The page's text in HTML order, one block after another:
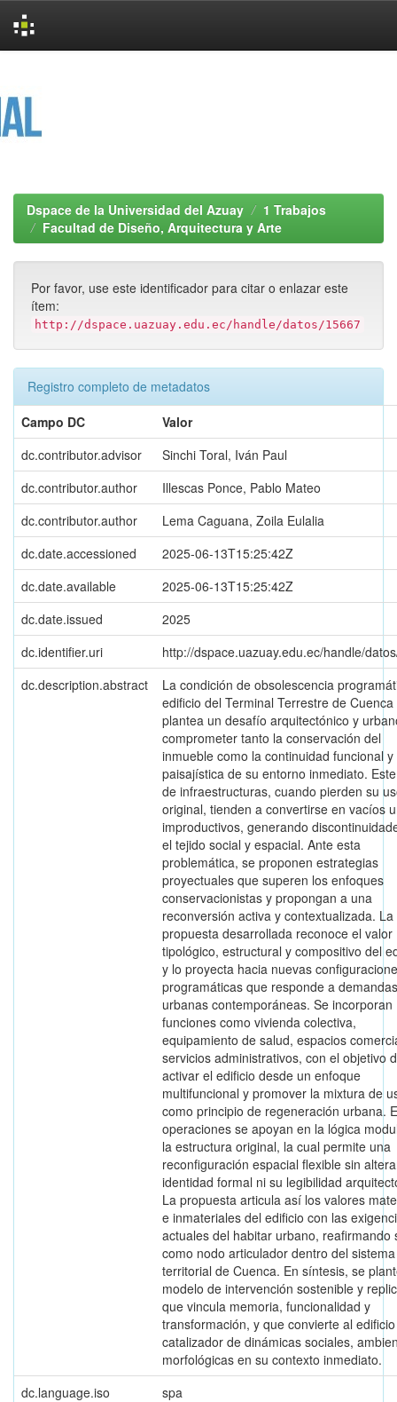
Dspace de la Universidad del Azuay
1 Trabajos
Facultad de Diseño, Arquitectura y Arte
Por favor, use este identificador para citar o enlazar este
ítem:
http://dspace.uazuay.edu.ec/handle/datos/15667
Registro completo de metadatos
Campo DC
Valor
dc.contributor.advisor
Sinchi Toral, Iván Paul
dc.contributor.author
Illescas Ponce, Pablo Mateo
dc.contributor.author
Lema Caguana, Zoila Eulalia
dc.date.accessioned
2025-06-13T15:25:42Z
dc.date.available
2025-06-13T15:25:42Z
dc.date.issued
2025
dc.identifier.uri
http://dspace.uazuay.edu.ec/handle/
dc.description.abstract
La condición de obsolescencia
edificio del Terminal Terrestre de Cuenca
plantea un desafío arquitectónico y
comprometer tanto la conservación del
inmueble como la continuidad funcional y
paisajística de su entorno inmediato.
de infraestructuras, cuando pierden su
original, tienden a convertirse en vacíos
improductivos, generando
el tejido social y espacial. Ante esta
problemática, se proponen estrategias
proyectuales que superen los enfoques
conservacionistas y propongan a una
reconversión activa y contextualizada. La
propuesta desarrollada reconoce el valor
tipológico, estructural y compositivo del
y lo proyecta hacia nuevas
programáticas que responde a demandas
urbanas contemporáneas. Se incorporan
funciones como vivienda colectiva,
equipamiento de salud, espacios
servicios administrativos, con el objetivo
activar el edificio desde un enfoque
multifuncional y promover la mixtura de
como principio de regeneración urbana.
operaciones se apoyan en la lógica
la estructura original, la cual permite una
reconfiguración espacial flexible sin
identidad formal ni su legibilidad
La propuesta articula así los valores
e inmateriales del edificio con las
actuales del habitar urbano, reafirmando
como nodo articulador dentro del sistema
territorial de Cuenca. En síntesis, se
modelo de intervención sostenible y
que vincula memoria, funcionalidad y
transformación, y que convierte al
catalizador de dinámicas sociales,
morfológicas en su contexto inmediato.
dc.language.iso
spa